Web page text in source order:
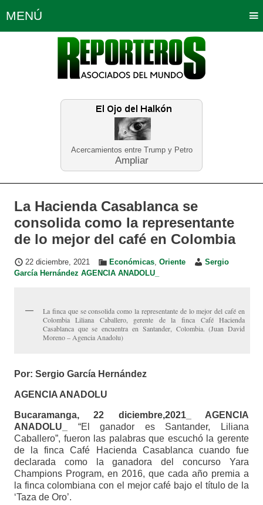
Acercamientos entre Trump y Petro
Ampliar
MENÚ
Política Opinión Bogotá
Planeta Tierra Deportes
Educación Neira
La Hacienda Casablanca se
consolida como la representante
de lo mejor del café en Colombia
22 diciembre, 2021 Económicas, Oriente
Sergio
García Hernández AGENCIA ANADOLU_
La finca que se consolida como la representante de lo mejor del café en
Colombia Liliana Caballero, gerente de la finca Café Hacienda
Casablanca que se encuentra en Santander, Colombia. (Juan David
Moreno – Agencia Anadolu)
Por: Sergio García Hernández
AGENCIA ANADOLU
Bucaramanga, 22 diciembre,2021_ AGENCIA
ANADOLU_ “El ganador es Santander, Liliana
Caballero”, fueron las palabras que escuchó la gerente
de la finca Café Hacienda Casablanca cuando fue
declarada como la ganadora del concurso Yara
Champions Program, en 2016, que cada año premia a
la finca colombiana con el mejor café bajo el título de la
‘Taza de Oro’.